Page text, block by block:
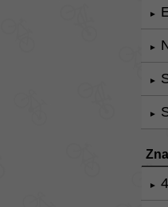
►
►
►
►
►